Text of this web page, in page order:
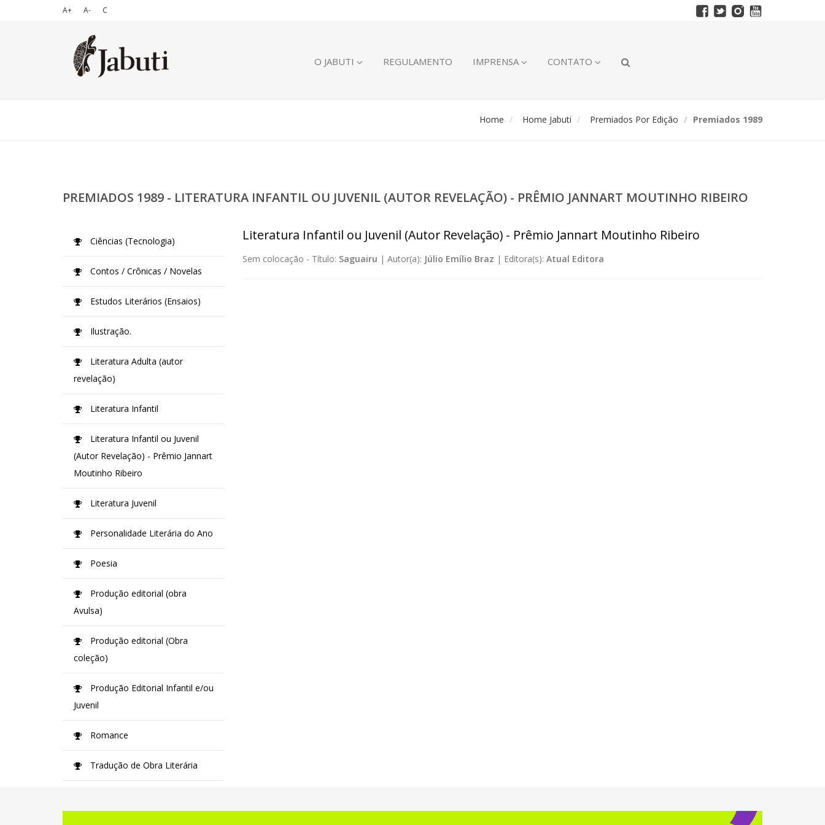
A+ A- C
O JABUTI REGULAMENTO IMPRENSA CONTATO
Home Home Jabuti Premiados Por Edição Premiados 1989
PREMIADOS 1989 - LITERATURA INFANTIL OU JUVENIL (AUTOR REVELAÇÃO) - PRÊMIO JANNART MOUTINHO RIBEIRO
Literatura Infantil ou Juvenil (Autor Revelação) - Prêmio Jannart Moutinho Ribeiro
Sem colocação - Título: Saguairu | Autor(a): Júlio Emílio Braz | Editora(s): Atual Editora
Ciências (Tecnologia)
Contos / Crônicas / Novelas
Estudos Literários (Ensaios)
Ilustração.
Literatura Adulta (autor
revelação)
Literatura Infantil
Literatura Infantil ou Juvenil
(Autor Revelação) - Prêmio Jannart
Moutinho Ribeiro
Literatura Juvenil
Personalidade Literária do Ano
Poesia
Produção editorial (obra
Avulsa)
Produção editorial (Obra
coleção)
Produção Editorial Infantil e/ou
Juvenil
Romance
Tradução de Obra Literária